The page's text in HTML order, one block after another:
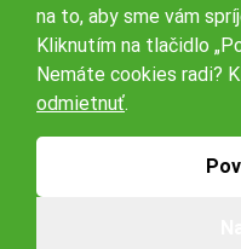
Naše pobočky:
Obchodné podmienky
na to, aby sme vám
Kliknutím na tlačidlo
Nemáte cookies radi?
odmietnuť.